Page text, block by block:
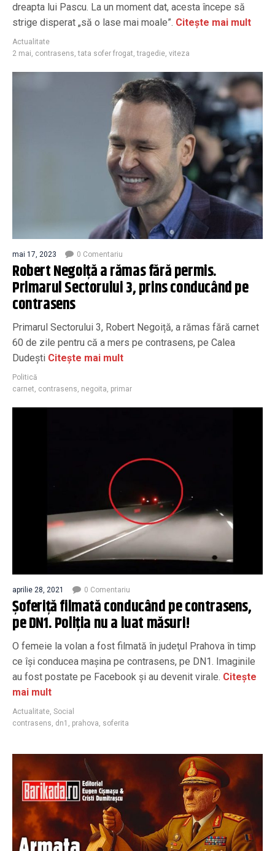
dreapta lui Pascu. La un moment dat, acesta începe să
strige disperat „să o lase mai moale”. Citește mai mult
Actualitate
2 mai, contrasens,tata sofer frogat,tragedie, viteza
mai 17, 2023 0 Comentariu
Robert Negoiță a rămas fără permis.
Primarul Sectorului 3, prins conducând pe
contrasens
Primarul Sectorului 3, Robert Negoiță, a rămas fără carnet
60 de zile pentru că a mers pe contrasens, pe Calea
Dudești Citește mai mult
Politică
carnet, contrasens, negoita, primar
aprilie 28, 2021 0 Comentariu
Șoferiță filmată conducând pe contrasens,
pe DN1. Poliția nu a luat măsuri!
O femeie la volan a fost filmată în judeţul Prahova în timp
ce îşi conducea mașina pe contrasens, pe DN1. Imaginile
au fost postate pe Facebook și au devenit virale. Citește
mai mult
Actualitate, Social
contrasens, dn1 , prahova, soferita